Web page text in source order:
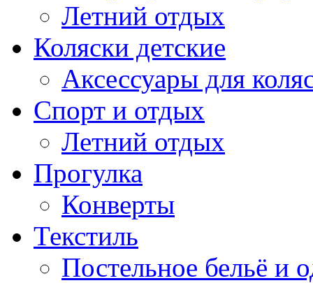
Летний отдых
Коляски детские
Аксессуары для
Спорт и отдых
Летний отдых
Прогулка
Конверты
Текстиль
Постельное бельё и